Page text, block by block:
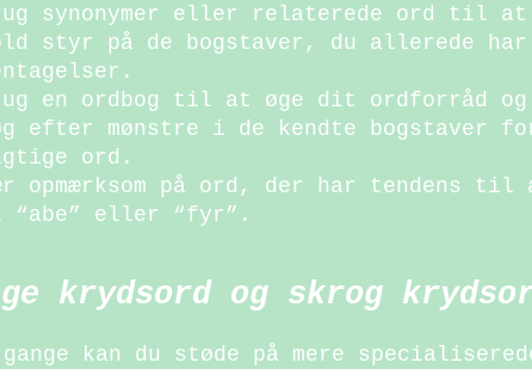
synonymer eller relaterede ord til at
styr på de bogstaver, du allerede
en ordbog til at øge dit ordforråd
efter mønstre i de kendte bogstaver
ord.
opmærksom på ord, der har tendens
“abe” eller “fyr”.
krydsord og skrog
gange kan du støde på mere